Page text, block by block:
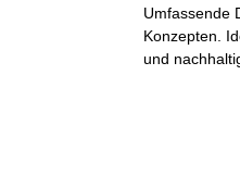
Umfassende
Konzepten.
und